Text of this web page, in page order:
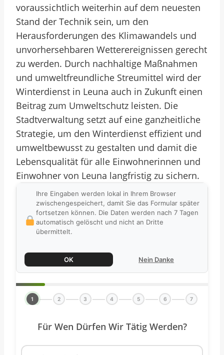
voraussichtlich weiterhin auf dem neuesten
Stand der Technik sein, um den
Herausforderungen des Klimawandels und
unvorhersehbaren Wetterereignissen gerecht
zu werden. Durch nachhaltige Maßnahmen
und umweltfreundliche Streumittel wird der
Winterdienst in Leuna auch in Zukunft einen
Beitrag zum Umweltschutz leisten. Die
Stadtverwaltung setzt auf eine ganzheitliche
Strategie, um den Winterdienst effizient und
umweltbewusst zu gestalten und damit die
Lebensqualität für alle Einwohnerinnen und
Einwohner von Leuna langfristig zu sichern.
Ihre Eingaben werden lokal in Ihrem Browser
zwischengespeichert, damit Sie das Formular später
fortsetzen können. Die Daten werden nach 7 Tagen
automatisch gelöscht und nicht an Dritte
übermittelt.
OK Nein Danke
1 2 3 4 5 6 7
Für Wen Dürfen Wir Tätig Werden?